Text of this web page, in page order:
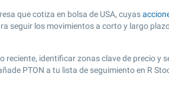
que cotiza en bolsa de USA, cuyas
seguir los movimientos a corto y largo
reciente, identificar zonas clave de precio
PTON a tu lista de seguimiento en R